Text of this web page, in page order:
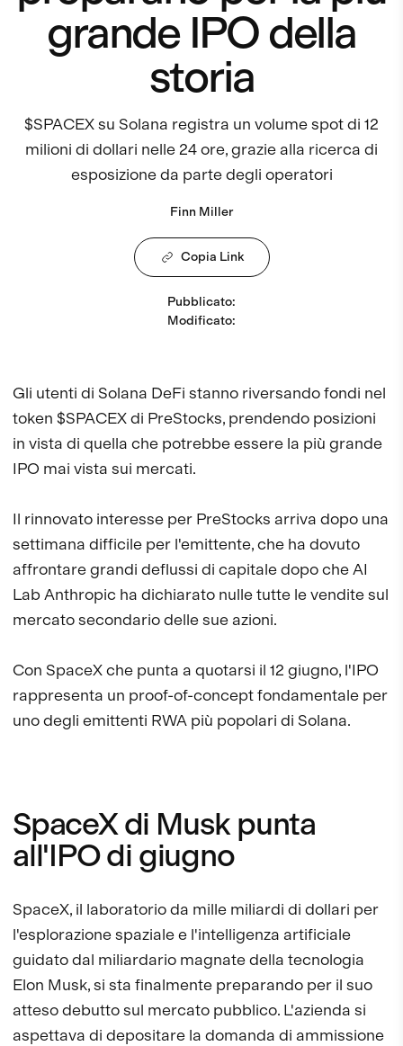
grande IPO della
storia
$SPACEX su Solana registra un volume spot di 12
milioni di dollari nelle 24 ore, grazie alla ricerca di
esposizione da parte degli operatori
Finn Miller
Copia Link
Pubblicato:
Modificato:
Gli utenti di Solana DeFi stanno riversando fondi nel
token $SPACEX di PreStocks, prendendo posizioni
in vista di quella che potrebbe essere la più grande
IPO mai vista sui mercati.
Il rinnovato interesse per PreStocks arriva dopo una
settimana difficile per l'emittente, che ha dovuto
affrontare grandi deflussi di capitale dopo che AI
Lab Anthropic ha dichiarato nulle tutte le vendite sul
mercato secondario delle sue azioni.
Con SpaceX che punta a quotarsi il 12 giugno, l'IPO
rappresenta un proof-of-concept fondamentale per
uno degli emittenti RWA più popolari di Solana.
SpaceX di Musk punta
all'IPO di giugno
SpaceX, il laboratorio da mille miliardi di dollari per
l'esplorazione spaziale e l'intelligenza artificiale
guidato dal miliardario magnate della tecnologia
Elon Musk, si sta finalmente preparando per il suo
atteso debutto sul mercato pubblico. L'azienda si
aspettava di depositare la domanda di ammissione